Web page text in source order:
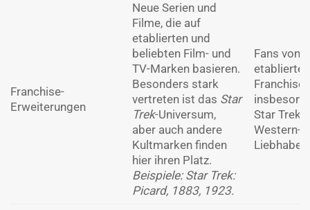
Franchise-
Erweiterungen
Neue Serien und
Filme, die auf
etablierten und
beliebten Film- und
TV-Marken basieren.
Besonders stark
vertreten ist das Star
Trek-Universum,
aber auch andere
Kultmarken finden
hier ihren Platz.
Beispiele: Star Trek:
Picard, 1883, 1923.
Fans von
etablierten
Star Trek-
Western-
Liebhaber.